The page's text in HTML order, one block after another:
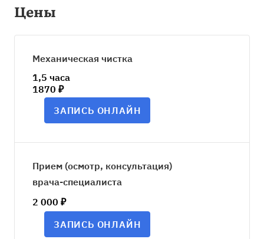
Цены
Механическая чистка
1,5 часа
1870 ₽
ЗАПИСЬ ОНЛАЙН
Прием (осмотр, консультация)
врача-специалиста
2 000 ₽
ЗАПИСЬ ОНЛАЙН